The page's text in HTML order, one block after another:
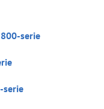
serie
serie